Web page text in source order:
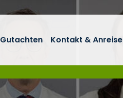
Gutachten Kontakt & Anreise